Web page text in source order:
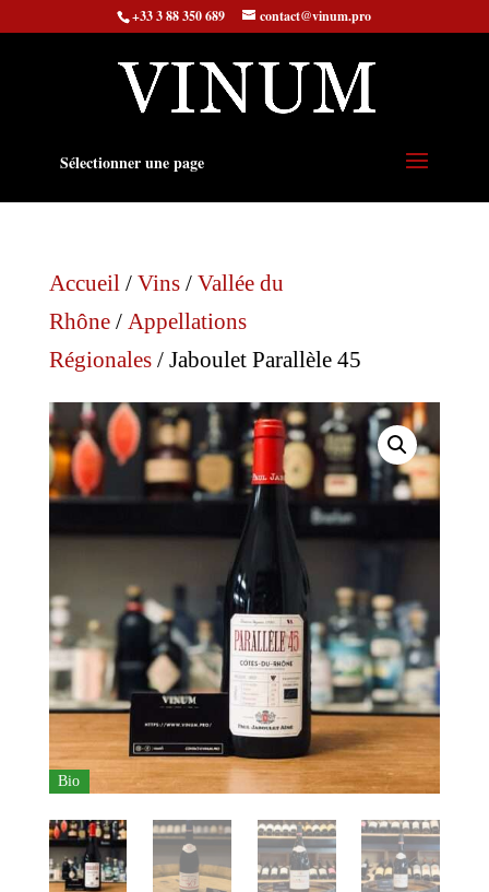
+33 3 88 350 689 contact@vinum.pro
Sélectionner une page
Accueil/ Vins/ Vallée du
Rhône/ Appellations
Régionales/ Jaboulet Parallèle 45
Bio